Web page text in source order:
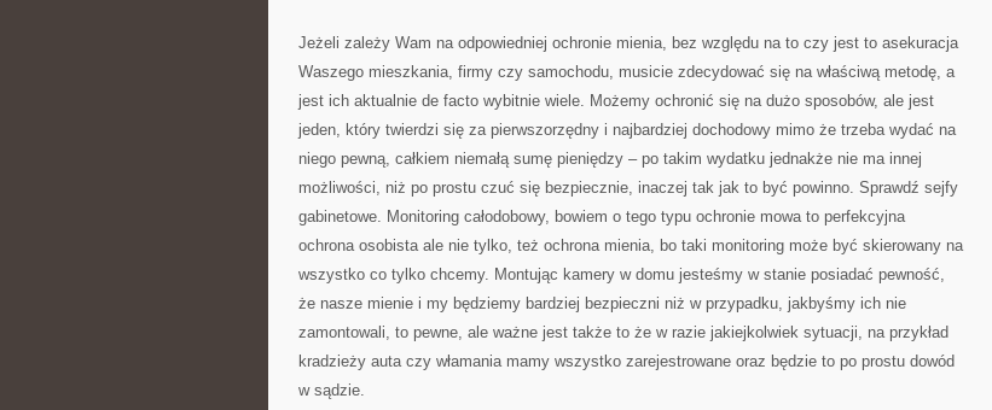
Jeżeli zależy Wam na odpowiedniej ochronie mienia, bez względu na to czy jest to asekuracja
Waszego mieszkania, firmy czy samochodu, musicie zdecydować się na właściwą metodę, a
jest ich aktualnie de facto wybitnie wiele. Możemy ochronić się na dużo sposobów, ale jest
jeden, który twierdzi się za pierwszorzędny i najbardziej dochodowy mimo że trzeba wydać na
niego pewną, całkiem niemałą sumę pieniędzy – po takim wydatku jednakże nie ma innej
możliwości, niż po prostu czuć się bezpiecznie, inaczej tak jak to być powinno. Sprawdź sejfy
gabinetowe. Monitoring całodobowy, bowiem o tego typu ochronie mowa to perfekcyjna
ochrona osobista ale nie tylko, też ochrona mienia, bo taki monitoring może być skierowany na
wszystko co tylko chcemy. Montując kamery w domu jesteśmy w stanie posiadać pewność,
że nasze mienie i my będziemy bardziej bezpieczni niż w przypadku, jakbyśmy ich nie
zamontowali, to pewne, ale ważne jest także to że w razie jakiejkolwiek sytuacji, na przykład
kradzieży auta czy włamania mamy wszystko zarejestrowane oraz będzie to po prostu dowód
w sądzie.